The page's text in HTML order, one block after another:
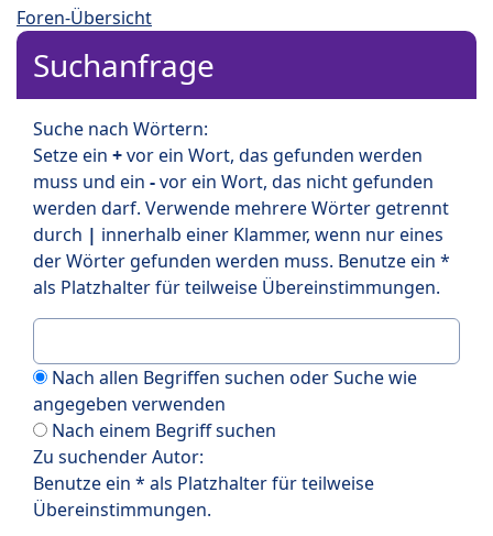
Foren-Übersicht
Suchanfrage
Suche nach Wörtern:
Setze ein +vor ein Wort, das gefunden werden
muss und ein -vor ein Wort, das nicht gefunden
werden darf. Verwende mehrere Wörter getrennt
durch | innerhalb einer Klammer, wenn nur eines
der Wörter gefunden werden muss. Benutze ein *
als Platzhalter für teilweise Übereinstimmungen.
Nach allen Begriffen suchen oder Suche wie
angegeben verwenden
Nach einem Begriff suchen
Zu suchender Autor:
Benutze ein * als Platzhalter für teilweise
Übereinstimmungen.